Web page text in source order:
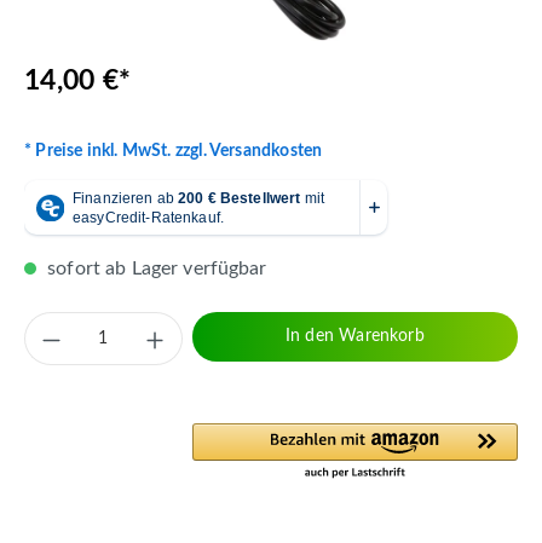
14,00 €*
* Preise inkl. MwSt. zzgl. Versandkosten
sofort ab Lager verfügbar
Produkt Anzahl: Gib den gewünschten
In den Warenkorb